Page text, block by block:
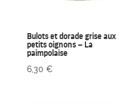
Bulots et dorade grise aux
petits oignons – La
paimpolaise
6,30 €